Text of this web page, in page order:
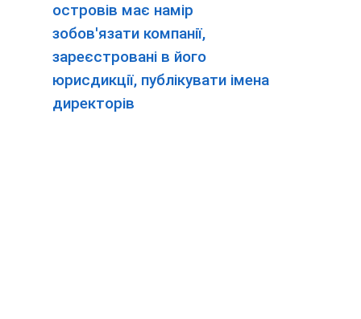
островів має намір
зобов'язати компанії,
зареєстровані в його
юрисдикції, публікувати імена
директорів